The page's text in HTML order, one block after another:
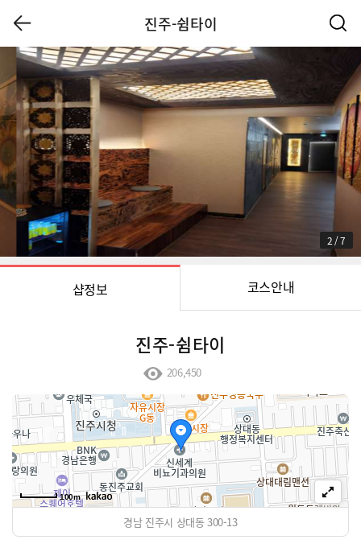
진주-쉼타이
3 /7
샵정보 코스안내
진주-쉼타이
206,450
100m
경남 진주시 상대동 300-13